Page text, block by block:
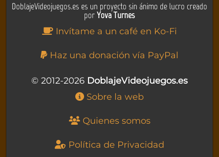
DoblajeVideojuegos.es es un proyecto sin ánimo de lucro creado
porYova Turnes
Invítame a un café en Ko-Fi
Haz una donación vía PayPal
© 2012-2026 DoblajeVideojuegos.es
Sobre la web
Quienes somos
Política de Privacidad